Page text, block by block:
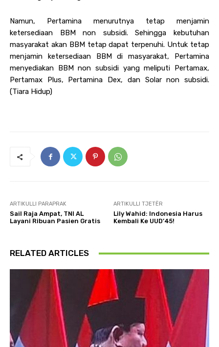
Namun, Pertamina menurutnya tetap menjamin
ketersediaan BBM non subsidi. Sehingga kebutuhan
masyarakat akan BBM tetap dapat terpenuhi. Untuk tetap
menjamin ketersediaan BBM di masyarakat, Pertamina
menyediakan BBM non subsidi yang meliputi Pertamax,
Pertamax Plus, Pertamina Dex, dan Solar non subsidi.
(Tiara Hidup)
ARTIKULLI PARAPRAK
Sail Raja Ampat, TNI AL
Layani Ribuan Pasien Gratis
ARTIKULLI TJETËR
Lily Wahid: Indonesia Harus
Kembali Ke UUD’45!
RELATED ARTICLES